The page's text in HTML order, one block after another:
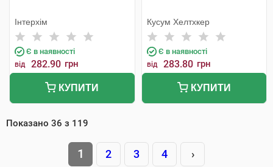
Інтерхім
Є в наявності
від 282.90 грн
КУПИТИ
Кусум Хелтхкер
Є в наявності
від 283.80 грн
КУПИТИ
Показано 36 з 119
1 2 3 4 ›